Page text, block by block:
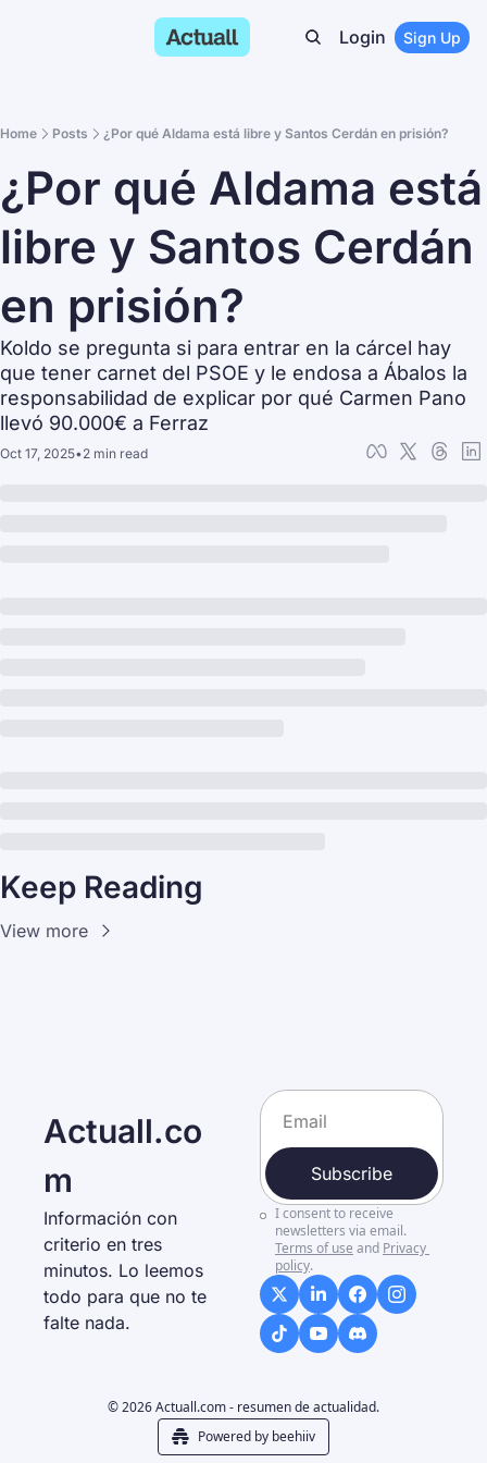
Login Sign Up
Home Posts ¿Por qué Aldama está libre y Santos Cerdán en prisión?
¿Por qué Aldama está
libre y Santos Cerdán
en prisión?
Koldo se pregunta si para entrar en la cárcel hay
que tener carnet del PSOE y le endosa a Ábalos la
responsabilidad de explicar por qué Carmen Pano
llevó 90.000€ a Ferraz
Oct 17, 2025•2 min read
Keep Reading
View more
Actuall.co
m
Información con
criterio en tres
minutos. Lo leemos
todo para que no te
falte nada.
Subscribe
I consent to receive
newsletters via email.
Terms of use and Privacy
policy.
© 2026 Actuall.com - resumen de actualidad.
Powered by beehiiv